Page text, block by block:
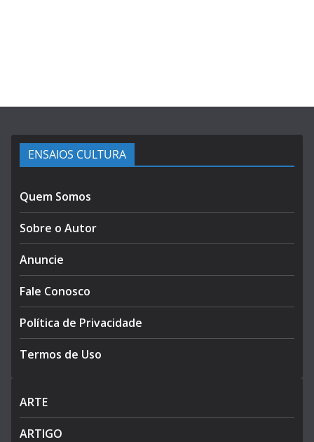
ENSAIOS CULTURA
Quem Somos
Sobre o Autor
Anuncie
Fale Conosco
Política de Privacidade
Termos de Uso
ARTE
ARTIGO